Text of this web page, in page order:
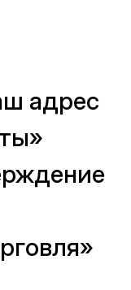
адрес